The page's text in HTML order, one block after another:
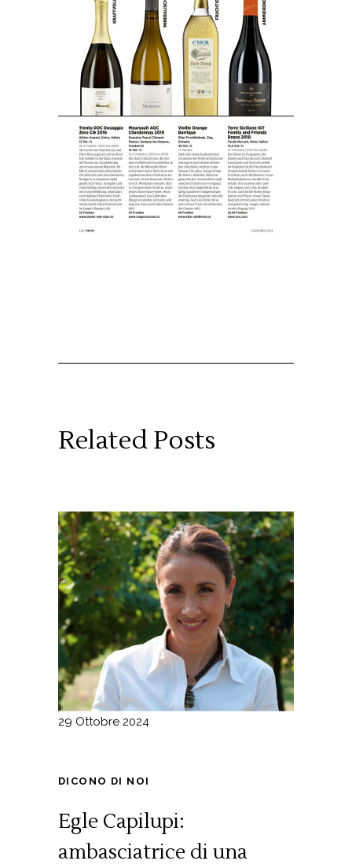
Related Posts
29 Ottobre 2024
DICONO DI NOI
Egle Capilupi:
ambasciatrice di una